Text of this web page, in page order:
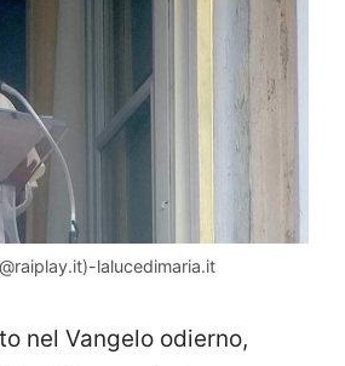
lalucedimaria.it
nel Vangelo odierno,